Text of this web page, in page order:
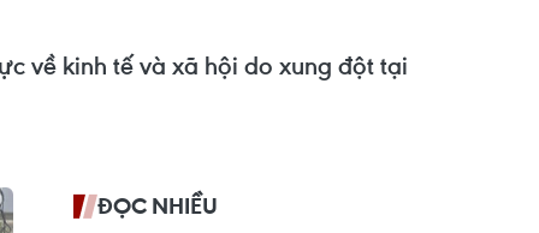
về kinh tế và xã hội do xung đột tại
ĐỌC NHIỀU